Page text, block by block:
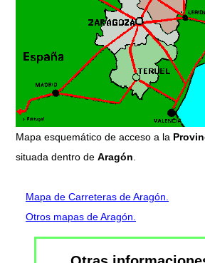
Mapa esquemático de acceso a la
situada dentro de Aragón
Mapa de Carreteras de Aragón.
Otros mapas de Aragón.